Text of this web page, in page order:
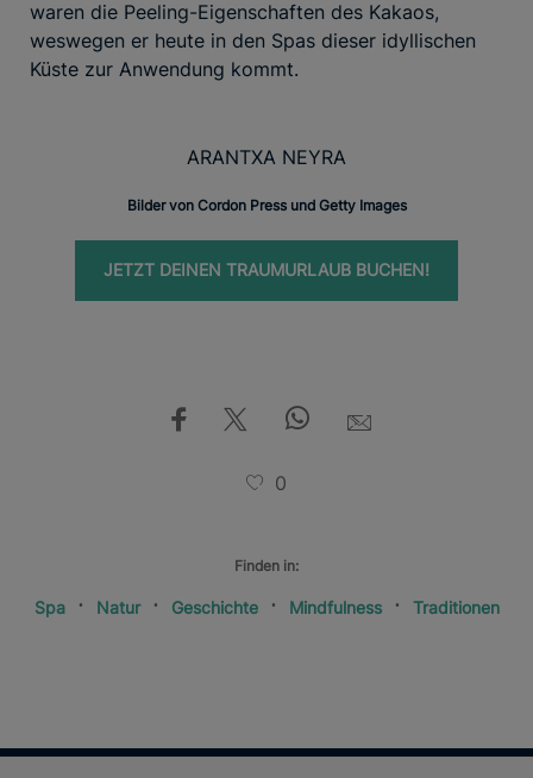
waren die Peeling-Eigenschaften des Kakaos,
weswegen er heute in den Spas dieser idyllischen
Küste zur Anwendung kommt.
ARANTXA NEYRA
Bilder von Cordon Press und Getty Images
JETZT DEINEN TRAUMURLAUB BUCHEN!
0
Finden in:
Spa Natur Geschichte Mindfulness Traditionen